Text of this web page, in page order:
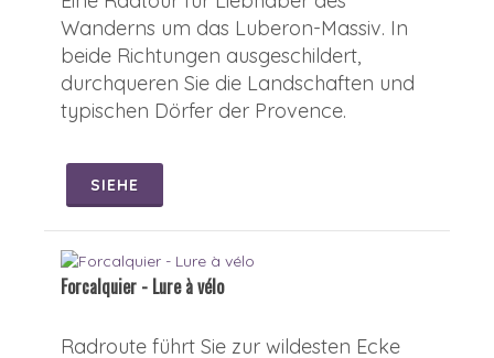
Wanderns um das Luberon-Massiv. In
beide Richtungen ausgeschildert,
durchqueren Sie die Landschaften und
typischen Dörfer der Provence.
SIEHE
Forcalquier - Lure à vélo
Radroute führt Sie zur wildesten Ecke